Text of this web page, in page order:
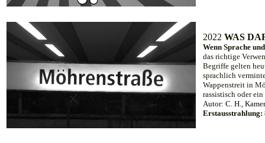
2022 WAS
Wenn Sprache
das richtige
Begriffe gelten
sprachlich
Wappenstreit in
rassistisch oder
Autor: C. H.,
Erstausstrahlung: